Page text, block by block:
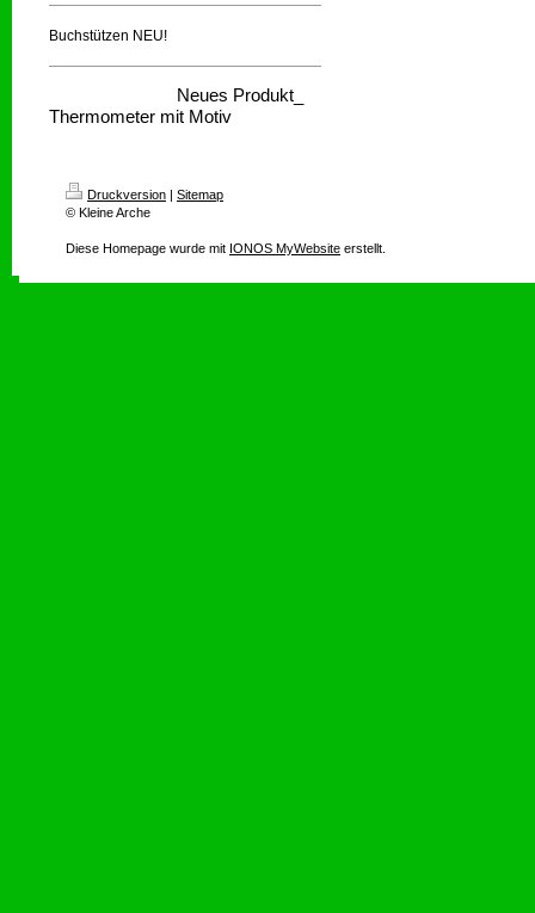
Buchstützen NEU!
Neues Produkt_
Thermometer mit Motiv
Druckversion
Sitemap
© Kleine Arche
Diese Homepage wurde mit IONOS MyWebsite erstellt.